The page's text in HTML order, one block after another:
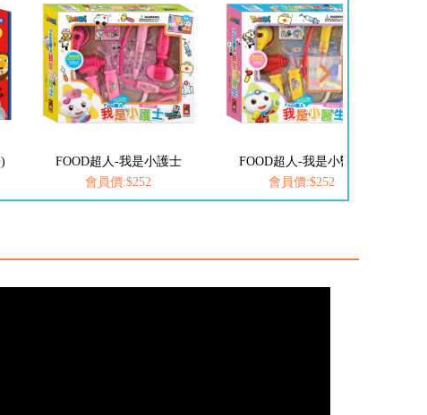
FOOD超人-我是小醫生
會員價:$252
FOOD超人探索點讀筆
會員價:$1422